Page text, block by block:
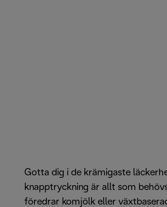
Gotta dig i de krämigaste
knapptryckning är allt som
föredrar komjölk eller